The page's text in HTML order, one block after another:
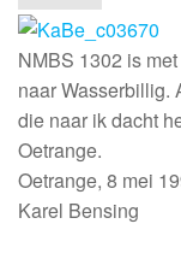
NMBS 1302 is
naar Wasserbillig.
die naar ik dacht
Oetrange.
Oetrange, 8 mei
Karel Bensing